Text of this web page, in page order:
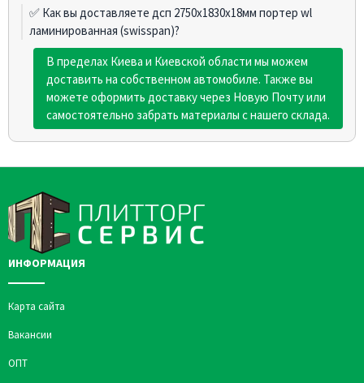
✅ Как вы доставляете дсп 2750х1830х18мм портер wl
ламинированная (swisspan)?
В пределах Киева и Киевской области мы можем
доставить на собственном автомобиле. Также вы
можете оформить доставку через Новую Почту или
самостоятельно забрать материалы с нашего склада.
ИНФОРМАЦИЯ
Карта сайта
Вакансии
ОПТ